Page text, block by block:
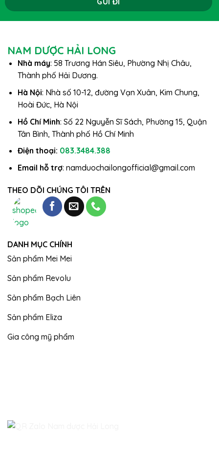
NAM DƯỢC HẢI LONG
Nhà máy: 58 Trương Hán Siêu, Phường Nhị Châu,
Thành phố Hải Dương.
Hà Nội: Nhà số 10-12, đường Vạn Xuân, Kim Chung,
Hoài Đức, Hà Nội
Hồ Chí Minh: Số 22 Nguyễn Sĩ Sách, Phường 15, Quận
Tân Bình, Thành phố Hồ Chí Minh
Điện thoại: 083.3484.388
Email hỗ trợ: namduochailongofficial@gmail.com
THEO DÕI CHÚNG TÔI TRÊN
DANH MỤC CHÍNH
Sản phẩm Mei Mei
Sản phẩm Revolu
Sản phẩm Bạch Liên
Sản phẩm Eliza
Gia công mỹ phẩm